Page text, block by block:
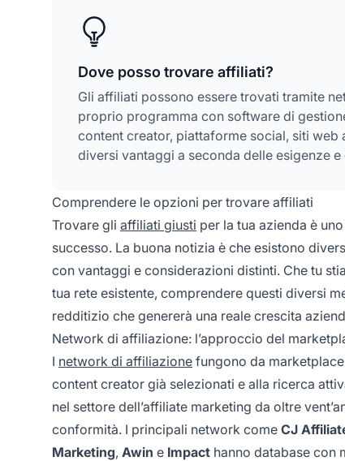
Dove posso trovare affiliati?
Gli affiliati possono essere trovati tramite
proprio programma con software di
content creator, piattaforme social, siti
diversi vantaggi a seconda delle esigenze
Comprendere le opzioni per trovare affiliati
Trovare gli affiliati giusti per la tua azienda è
successo. La buona notizia è che esistono
con vantaggi e considerazioni distinti. Che tu
tua rete esistente, comprendere questi diversi
redditizio che genererà una reale crescita
Network di affiliazione: l’approccio del
I network di affiliazione fungono da
content creator già selezionati e alla ricerca
nel settore dell’affiliate marketing da oltre
conformità. I principali network come CJ
Marketing, Awin e Impact hanno database con